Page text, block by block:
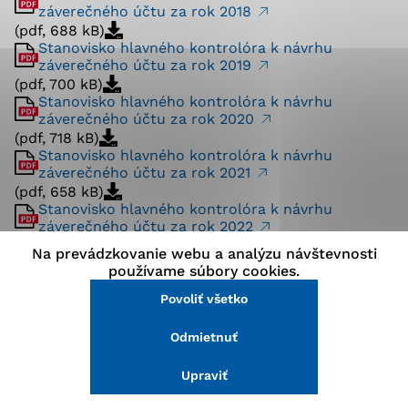
záverečného účtu za rok 2018
(pdf, 688 kB)
Stanovisko hlavného kontrolóra k návrhu
záverečného účtu za rok 2019
(pdf, 700 kB)
Stanovisko hlavného kontrolóra k návrhu
záverečného účtu za rok 2020
(pdf, 718 kB)
Stanovisko hlavného kontrolóra k návrhu
záverečného účtu za rok 2021
(pdf, 658 kB)
Stanovisko hlavného kontrolóra k návrhu
záverečného účtu za rok 2022
(pdf, 706 kB)
Stanovisko hlavného kontrolóra k návrhu
záverečného účtu za rok 2023
záverečného účtu za rok 2024
Stanovisko hlavného kontrolóra k návrhu
záverečného účtu za rok 2025
Na prevádzkovanie webu a analýzu návštevnosti
používame súbory cookies.
Povoliť všetko
Odmietnuť
Upraviť
stránke a prístup k zabezpečeným oblastiam webovej
stránky. Bez týchto súborov cookie nemôže web
správne fungovať.
Analytické cookies
Analytické cookies pomáhajú prevádzkovateľovi stránok
pochopiť, ako návštevníci stránok stránku používajú,
aby mohol stránky optimalizovať a ponúknuť im lepšiu
skúsenosť. Všetky dáta sa zbierajú anonymne a nie je
možné ich spojiť s konkrétnou osobou.
Povoliť všetko
Uložiť nastavenia
Viac informácií